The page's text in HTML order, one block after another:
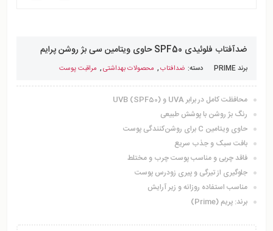
ضدآفتاب فلوئیدی SPF50 حاوی ویتامین سی بژ روشن پرایم
برندPRIME دسته: ضدافتاب, محصولات بهداشتی, مراقبت پوست
محافظت کامل در برابر UVA و UVB (SPF50)
رنگ بژ روشن با پوشش طبیعی
حاوی ویتامین C برای روشن‌کنندگی پوست
بافت سبک و جذب سریع
فاقد چربی و مناسب پوست چرب و مختلط
جلوگیری از تیرگی و پیری زودرس پوست
مناسب استفاده روزانه و زیر آرایش
برند: پریم (Prime)